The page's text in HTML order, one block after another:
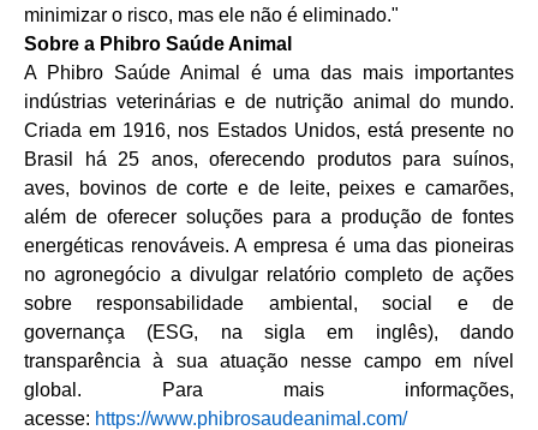
minimizar o risco, mas ele não é eliminado."
Sobre a Phibro Saúde Animal
A Phibro Saúde Animal é uma das mais importantes
indústrias veterinárias e de nutrição animal do mundo.
Criada em 1916, nos Estados Unidos, está presente no
Brasil há 25 anos, oferecendo produtos para suínos,
aves, bovinos de corte e de leite, peixes e camarões,
além de oferecer soluções para a produção de fontes
energéticas renováveis. A empresa é uma das pioneiras
no agronegócio a divulgar relatório completo de ações
sobre responsabilidade ambiental, social e de
governança (ESG, na sigla em inglês), dando
transparência à sua atuação nesse campo em nível
global. Para mais informações,
acesse: https://www.phibrosaudeanimal.com/